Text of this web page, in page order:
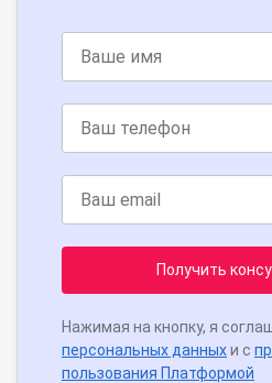
Получить
Нажимая на кнопку, я
персональных данныхи с
пользования Платформой